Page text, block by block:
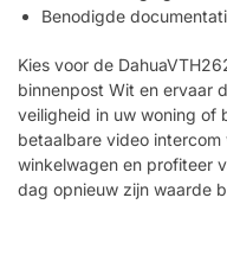
Benodigde
Kies voor de
binnenpost Wit en ervaar
veiligheid in uw woning of
betaalbare video
winkelwagen en profiteer
dag opnieuw zijn waarde